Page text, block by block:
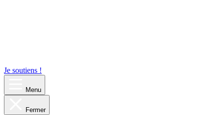
Je soutiens !
Menu
Fermer